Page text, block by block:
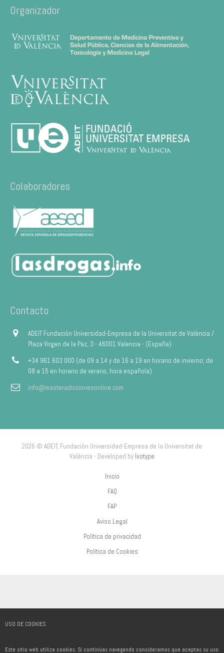
USO DE COOKIES
Este sitio web utiliza cookies. Si continúas navegando consideramos que aceptas su uso.
Organizador
Colaboradores
Contacto
ADEIT Fundación Universidad-Empresa de la Universitat de València /
Plaza Virgen de la Paz, 3 - 46001 Valencia - (España)
+34 961 603 000 (de 09 a 14 y de 16 a 19 en horario de invierno; de
08 a 15 en horario de verano, hora española)
info@masteradiccionesonline.com
2026 © ADEIT, Fundación Universidad-Empresa de la Universitat de
València - Developed by Ixotype
Inicio
FAQ
FAP
Aviso Legal
Política de privacidad
Política de Cookies